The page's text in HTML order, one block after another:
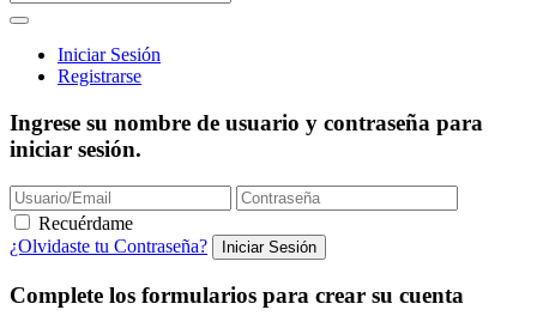
Iniciar Sesión
Registrarse
Ingrese su nombre de usuario y contraseña para
iniciar sesión.
Recuérdame
¿Olvidaste tu Contraseña?
Complete los formularios para crear su cuenta